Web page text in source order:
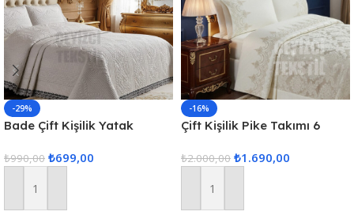
-29%
Bade Çift Kişilik Yatak
₺990,00 ₺699,00
Sepete Ekle
-16%
Çift Kişilik Pike Takımı 6
₺2.000,00 ₺1.690,00
Sepete Ekle